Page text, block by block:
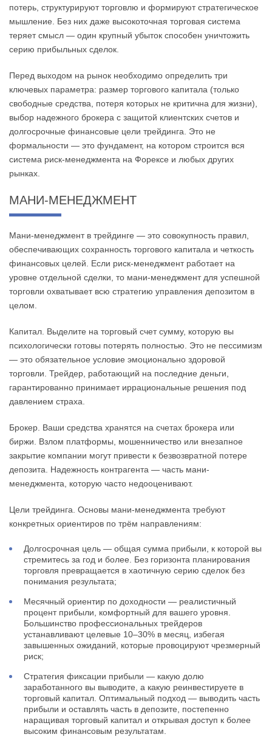
потерь, структурируют торговлю и формируют стратегическое
мышление. Без них даже высокоточная торговая система
теряет смысл — один крупный убыток способен уничтожить
серию прибыльных сделок.
Перед выходом на рынок необходимо определить три
ключевых параметра: размер торгового капитала (только
свободные средства, потеря которых не критична для жизни),
выбор надежного брокера с защитой клиентских счетов и
долгосрочные финансовые цели трейдинга. Это не
формальности — это фундамент, на котором строится вся
система риск-менеджмента на Форексе и любых других
рынках.
МАНИ-МЕНЕДЖМЕНТ
Мани-менеджмент в трейдинге — это совокупность правил,
обеспечивающих сохранность торгового капитала и четкость
финансовых целей. Если риск-менеджмент работает на
уровне отдельной сделки, то мани-менеджмент для успешной
торговли охватывает всю стратегию управления депозитом в
целом.
Капитал. Выделите на торговый счет сумму, которую вы
психологически готовы потерять полностью. Это не пессимизм
— это обязательное условие эмоционально здоровой
торговли. Трейдер, работающий на последние деньги,
гарантированно принимает иррациональные решения под
давлением страха.
Брокер. Ваши средства хранятся на счетах брокера или
биржи. Взлом платформы, мошенничество или внезапное
закрытие компании могут привести к безвозвратной потере
депозита. Надежность контрагента — часть мани-
менеджмента, которую часто недооценивают.
Цели трейдинга. Основы мани-менеджмента требуют
конкретных ориентиров по трём направлениям:
Долгосрочная цель — общая сумма прибыли, к которой вы
стремитесь за год и более. Без горизонта планирования
торговля превращается в хаотичную серию сделок без
понимания результата;
Месячный ориентир по доходности — реалистичный
процент прибыли, комфортный для вашего уровня.
Большинство профессиональных трейдеров
устанавливают целевые 10–30% в месяц, избегая
завышенных ожиданий, которые провоцируют чрезмерный
риск;
Стратегия фиксации прибыли — какую долю
заработанного вы выводите, а какую реинвестируете в
торговый капитал. Оптимальный подход — выводить часть
прибыли и оставлять часть в депозите, постепенно
наращивая торговый капитал и открывая доступ к более
высоким финансовым результатам.